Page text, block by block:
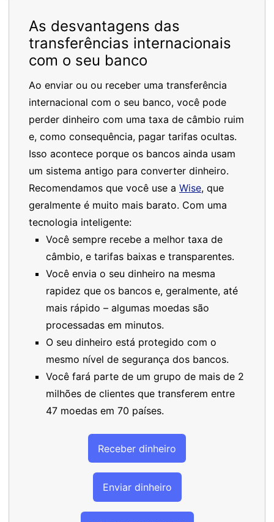
As desvantagens das
transferências internacionais
com o seu banco
Ao enviar ou ou receber uma transferência
internacional com o seu banco, você pode
perder dinheiro com uma taxa de câmbio ruim
e, como consequência, pagar tarifas ocultas.
Isso acontece porque os bancos ainda usam
um sistema antigo para converter dinheiro.
Recomendamos que você use a Wise, que
geralmente é muito mais barato. Com uma
tecnologia inteligente:
Você sempre recebe a melhor taxa de
câmbio, e tarifas baixas e transparentes.
Você envia o seu dinheiro na mesma
rapidez que os bancos e, geralmente, até
mais rápido – algumas moedas são
processadas em minutos.
O seu dinheiro está protegido com o
mesmo nível de segurança dos bancos.
Você fará parte de um grupo de mais de 2
milhões de clientes que transferem entre
47 moedas em 70 países.
Receber dinheiro
Enviar dinheiro